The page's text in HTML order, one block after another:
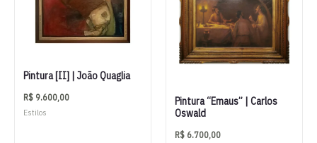
Pintura [II] | João Quaglia
R$ 9.600,00
Estilos
Pintura “Emaus” | Carlos
Oswald
R$ 6.700,00